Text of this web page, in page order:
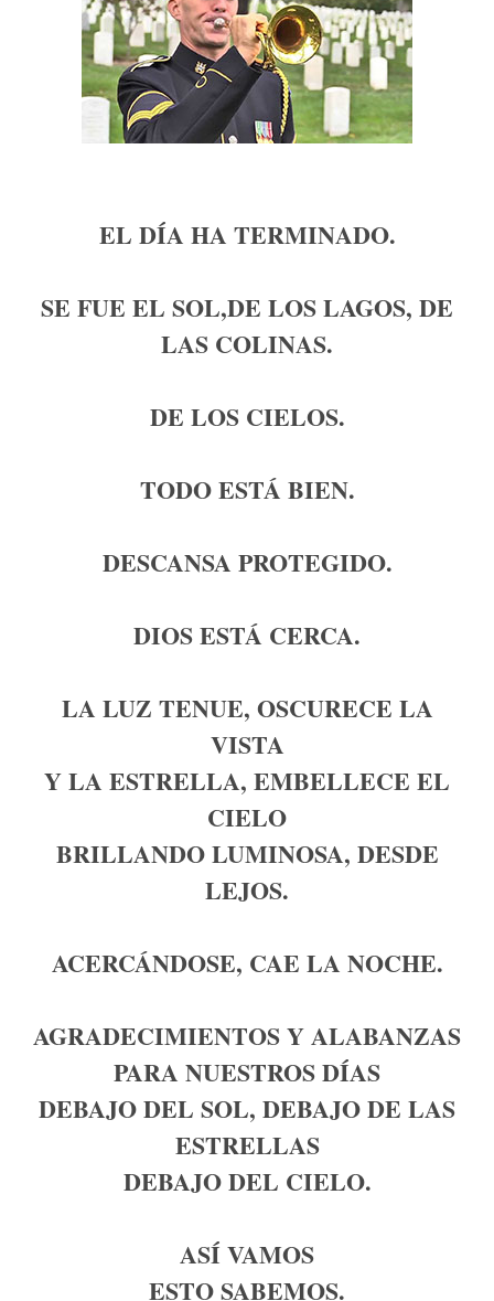
EL DÍA HA TERMINADO.
SE FUE EL SOL,DE LOS LAGOS, DE
LAS COLINAS.
DE LOS CIELOS.
TODO ESTÁ BIEN.
DESCANSA PROTEGIDO.
DIOS ESTÁ CERCA.
LA LUZ TENUE, OSCURECE LA
VISTA
Y LA ESTRELLA, EMBELLECE EL
CIELO
BRILLANDO LUMINOSA, DESDE
LEJOS.
ACERCÁNDOSE, CAE LA NOCHE.
AGRADECIMIENTOS Y ALABANZAS
PARA NUESTROS DÍAS
DEBAJO DEL SOL, DEBAJO DE LAS
ESTRELLAS
DEBAJO DEL CIELO.
ASÍ VAMOS
ESTO SABEMOS.